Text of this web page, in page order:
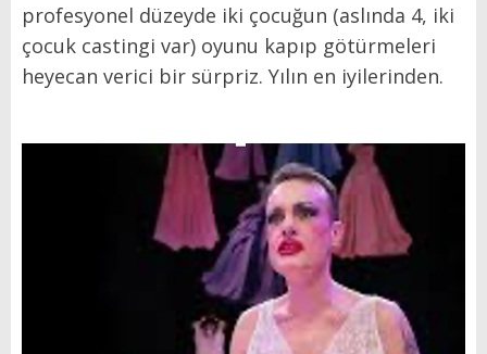
profesyonel düzeyde iki çocuğun (aslında 4, iki
çocuk castingi var) oyunu kapıp götürmeleri
heyecan verici bir sürpriz. Yılın en iyilerinden.